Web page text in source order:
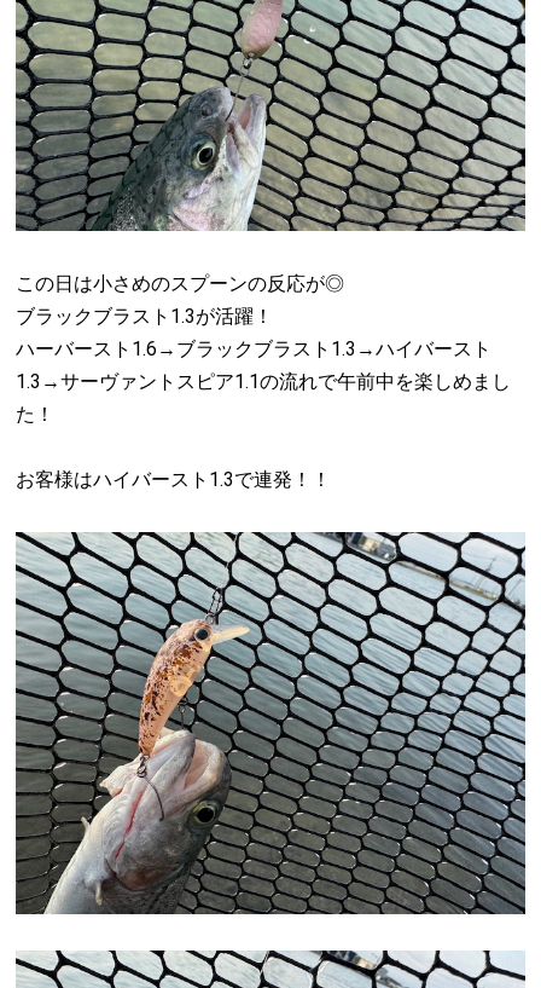
この日は小さめのスプーンの反応が◎
ブラックブラスト1.3が活躍！
ハーバースト1.6→ブラックブラスト1.3→ハイバースト
1.3→サーヴァントスピア1.1の流れで午前中を楽しめまし
た！
お客様はハイバースト1.3で連発！！